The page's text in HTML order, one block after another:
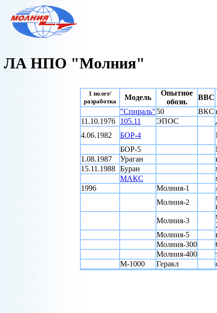
ЛА НПО "Молния"
1 полет/
разработка
Модель
Опытное
обозн.
ВВС
"Спираль" 50 ВКС
11.10.1976
105.11 ЭПОС
4.06.1982
БОР-4
БОР-5
1.08.1987
Ураган
15.11.1988 Буран
МАКС
1996
Молния-1
Молния-2
Молния-3
Молния-5
Молния-300
Молния-400
М-1000
Геракл